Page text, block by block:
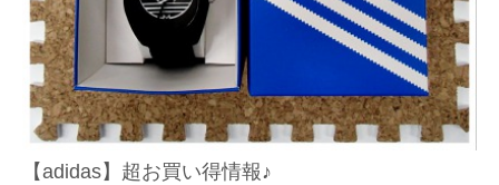
【adidas】超お買い得情報♪